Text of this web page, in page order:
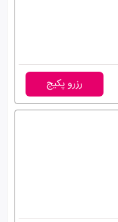
رزرو پکیج